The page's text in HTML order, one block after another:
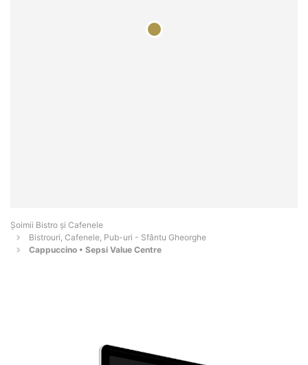
Șoimii Bistro și Cafenele
Bistrouri, Cafenele, Pub-uri - Sfântu Gheorghe
Cappuccino • Sepsi Value Centre